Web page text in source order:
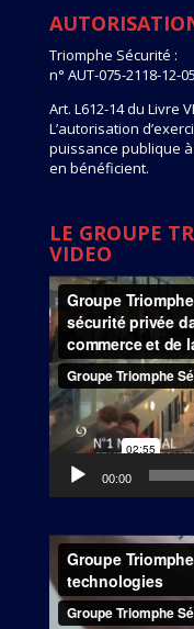
Triomphe Sécurité :
n° AUT-075-2118-12-
Art. L612-14 du Livre
L’autorisation
puissance publique
en bénéficient.
LE GROUPE
VIDEO
Lecteur
vidéo
00:00
Lecteur
vidéo